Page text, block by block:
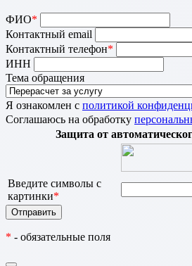
ФИО*
Контактный email
Контактный телефон*
ИНН
Тема обращения
Я ознакомлен с политикой
Соглашаюсь на обработку
Защита от
Введите символы с
картинки*
* - обязательные поля